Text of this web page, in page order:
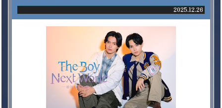
2025.12.26